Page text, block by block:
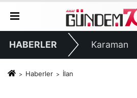
HABERLER Karaman
Haberler İlan